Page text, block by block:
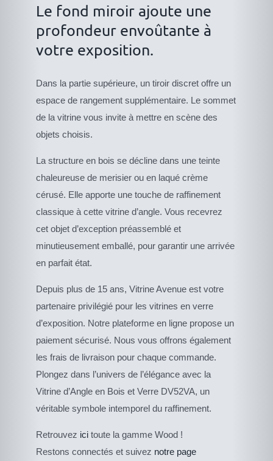
Le fond miroir ajoute une
profondeur envoûtante à
votre exposition.
Dans la partie supérieure, un tiroir discret offre un
espace de rangement supplémentaire. Le sommet
de la vitrine vous invite à mettre en scène des
objets choisis.
La structure en bois se décline dans une teinte
chaleureuse de merisier ou en laqué crème
cérusé. Elle apporte une touche de raffinement
classique à cette vitrine d’angle. Vous recevrez
cet objet d’exception préassemblé et
minutieusement emballé, pour garantir une arrivée
en parfait état.
Depuis plus de 15 ans, Vitrine Avenue est votre
partenaire privilégié pour les vitrines en verre
d’exposition. Notre plateforme en ligne propose un
paiement sécurisé. Nous vous offrons également
les frais de livraison pour chaque commande.
Plongez dans l’univers de l’élégance avec la
Vitrine d’Angle en Bois et Verre DV52VA, un
véritable symbole intemporel du raffinement.
Retrouvez ici toute la gamme Wood !
Restons connectés et suivez notre page
DESCRIPTIF DU
A